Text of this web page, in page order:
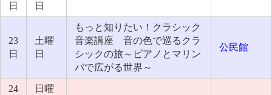
日
日
23
日
土曜
日
もっと知りたい！クラシック
音楽講座 音の色で巡るクラ
シックの旅～ピアノとマリン
バで広がる世界～
公民館
24
日曜